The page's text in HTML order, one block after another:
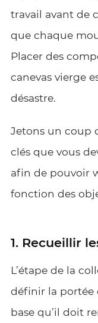
travail avant de
que chaque
Placer des
canevas vierge
désastre.
Jetons un coup
clés que vous
afin de pouvoir
fonction des
1. Recueillir
L’étape de la
définir la portée
base qu’il doit